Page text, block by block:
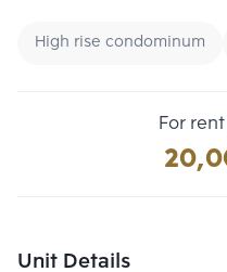
High rise condominum
For
Unit Details